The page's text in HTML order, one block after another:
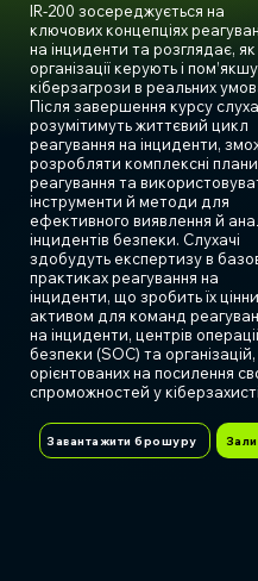
IR-200 зосереджується на
ключових концепціях
на інциденти та розглядає, як
організації керують і
кіберзагрози в реальних
Після завершення курсу
розумітимуть життєвий цикл
реагування на інциденти,
розробляти комплексні плани
реагування та
інструменти й методи для
ефективного виявлення й
інцидентів безпеки. Слухачі
здобудуть експертизу в
практиках реагування на
інциденти, що зробить їх
активом для команд
на інциденти, центрів
безпеки (SOC) та організацій,
орієнтованих на посилення
спроможностей у
Завантажити брошуру